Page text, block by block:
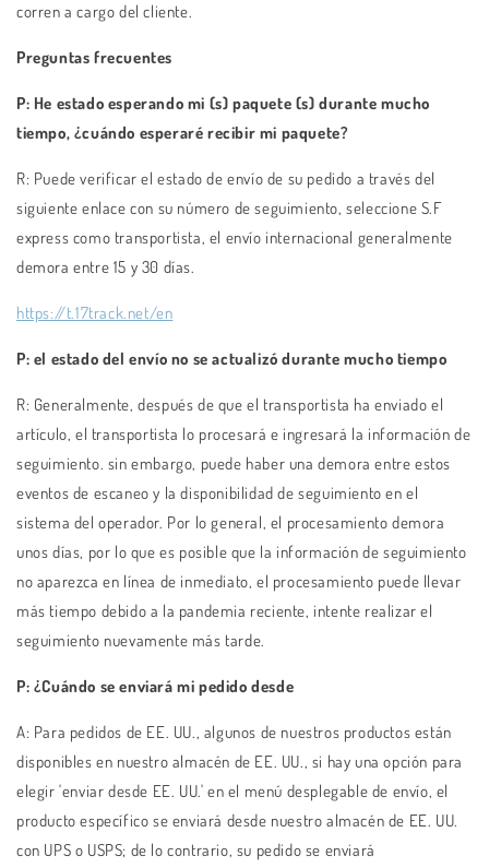
corren a cargo del cliente.
Preguntas frecuentes
P: He estado esperando mi (s) paquete (s) durante mucho
tiempo, ¿cuándo esperaré recibir mi paquete?
R: Puede verificar el estado de envío de su pedido a través del
siguiente enlace con su número de seguimiento, seleccione S.F
express como transportista, el envío internacional generalmente
demora entre 15 y 30 días.
https://t.17track.net/en
P: el estado del envío no se actualizó durante mucho tiempo
R: Generalmente, después de que el transportista ha enviado el
artículo, el transportista lo procesará e ingresará la información de
seguimiento. sin embargo, puede haber una demora entre estos
eventos de escaneo y la disponibilidad de seguimiento en el
sistema del operador. Por lo general, el procesamiento demora
unos días, por lo que es posible que la información de seguimiento
no aparezca en línea de inmediato, el procesamiento puede llevar
más tiempo debido a la pandemia reciente, intente realizar el
seguimiento nuevamente más tarde.
P: ¿Cuándo se enviará mi pedido desde
A: Para pedidos de EE. UU., algunos de nuestros productos están
disponibles en nuestro almacén de EE. UU., si hay una opción para
elegir 'enviar desde EE. UU.' en el menú desplegable de envío, el
producto específico se enviará desde nuestro almacén de EE. UU.
con UPS o USPS; de lo contrario, su pedido se enviará